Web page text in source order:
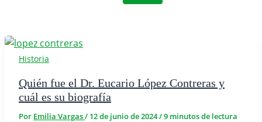
Historia
Quién fue el Dr. Eucario López Contreras y
cuál es su biografía
Por Emilia Vargas/ 12 de junio de 2024/9 minutos de lectura